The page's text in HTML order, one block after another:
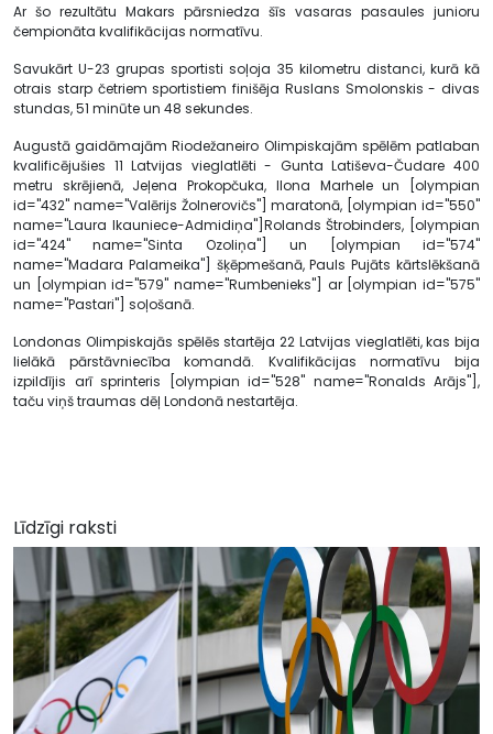
Ar šo rezultātu Makars pārsniedza šīs vasaras pasaules junioru
čempionāta kvalifikācijas normatīvu.
Savukārt U-23 grupas sportisti soļoja 35 kilometru distanci, kurā kā
otrais starp četriem sportistiem finišēja Ruslans Smolonskis - divas
stundas, 51 minūte un 48 sekundes.
Augustā gaidāmajām Riodežaneiro Olimpiskajām spēlēm patlaban
kvalificējušies 11 Latvijas vieglatlēti - Gunta Latiševa-Čudare 400
metru skrējienā, Jeļena Prokopčuka, Ilona Marhele un [olympian
id="432" name="Valērijs Žolnerovičs"] maratonā, [olympian id="550"
name="Laura Ikauniece-Admidiņa"]Rolands Štrobinders, [olympian
id="424" name="Sinta Ozoliņa"] un [olympian id="574"
name="Madara Palameika"] šķēpmešanā, Pauls Pujāts kārtslēkšanā
un [olympian id="579" name="Rumbenieks"] ar [olympian id="575"
name="Pastari"] soļošanā.
Londonas Olimpiskajās spēlēs startēja 22 Latvijas vieglatlēti, kas bija
lielākā pārstāvniecība komandā. Kvalifikācijas normatīvu bija
izpildījis arī sprinteris [olympian id="528" name="Ronalds Arājs"],
taču viņš traumas dēļ Londonā nestartēja.
Līdzīgi raksti